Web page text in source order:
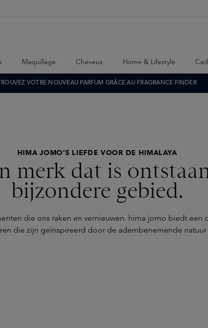
Maquillage Cheveux Home & Lifestyle
TROUVEZ VOTRE NOUVEAU PARFUM GRÂCE AU FRAGRANCE FINDER
HIMA JOMO’S LIEFDE VOOR DE HIMALAYA
merk dat is
bijzondere gebied.
die ons raken en vernieuwen. hima jomo biedt een
die zijn geïnspireerd door de adembenemende natuur